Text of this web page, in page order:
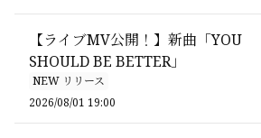
【ライブMV公開！】新曲「YOU
SHOULD BE BETTER」
NEW リリース
2026/08/01 19:00